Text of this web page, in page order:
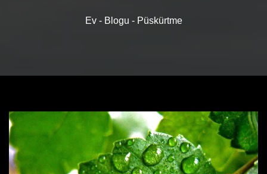
SATIŞ NOKTALARI
SSS
Ev- Blogu - Püskürtme